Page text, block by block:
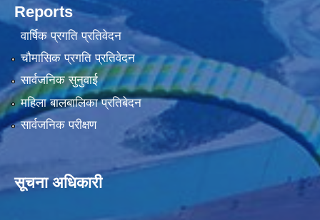
Reports
वार्षिक प्रगति प्रतिवेदन
चौमासिक प्रगति प्रतिवेदन
सार्वजनिक सुनुवाई
महिला बालबालिका प्रतिबेदन
सार्वजनिक परीक्षण
सूचना अधिकारी